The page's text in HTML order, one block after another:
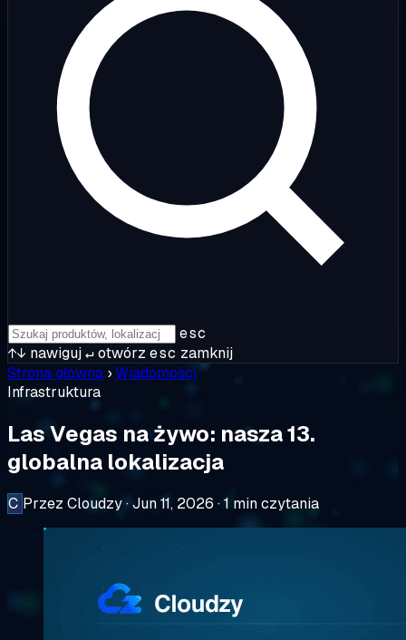
esc
↑↓ nawiguj↵otwórz esc zamknij
Strona główna ›Wiadomości
Infrastruktura
Las Vegas na żywo: nasza 13.
globalna lokalizacja
C Przez Cloudzy·Jun 11, 2026 ·1 min czytania